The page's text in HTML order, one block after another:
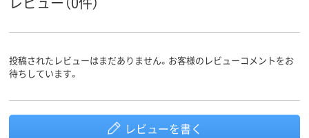
投稿されたレビューはまだありません。お客様のレビューコメントをお
待ちしています。
レビューを書く